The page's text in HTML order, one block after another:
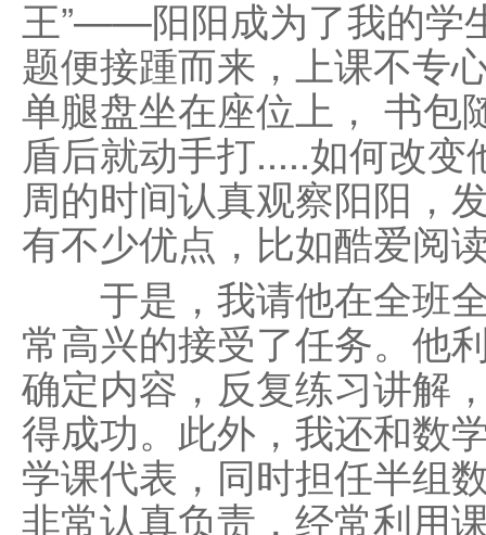
王”——阳阳成为了我的学
题便接踵而来，上课不专
单腿盘坐在座位上， 书包
盾后就动手打.....如何改
周的时间认真观察阳阳，
有不少优点，比如酷爱阅
于是，我请他在全班全
常高兴的接受了任务。他
确定内容，反复练习讲解
得成功。此外，我还和数
学课代表，同时担任半组
非常认真负责，经常利用